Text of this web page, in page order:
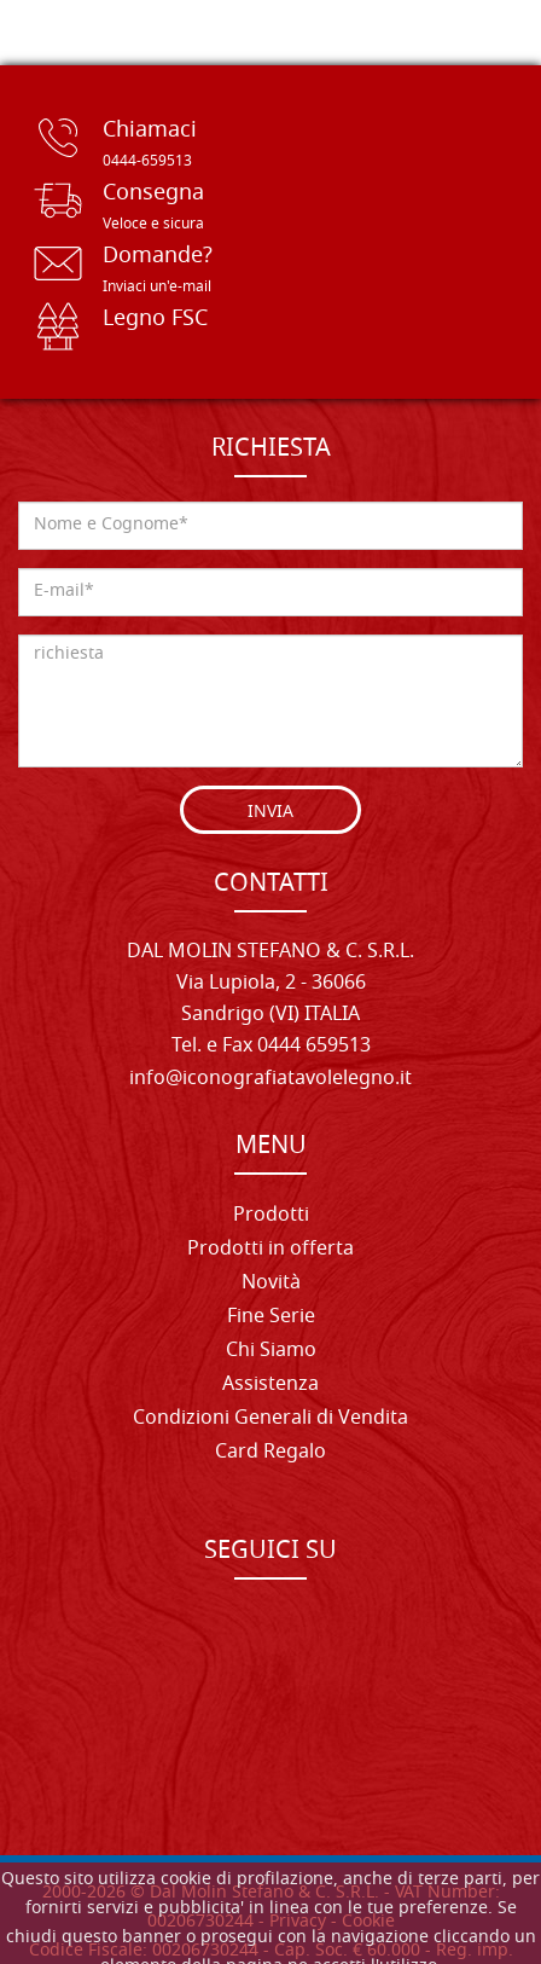
Questo sito utilizza cookie di profilazione, anche di terze parti, per
fornirti servizi e pubblicita' in linea con le tue preferenze. Se
chiudi questo banner o prosegui con la navigazione cliccando un
Chiamaci
0444-659513
Consegna
Veloce e sicura
Domande?
Inviaci un'e-mail
Legno FSC
RICHIESTA
INVIA
CONTATTI
DAL MOLIN STEFANO & C. S.R.L.
Via Lupiola, 2 - 36066
Sandrigo (VI) ITALIA
Tel. e Fax 0444 659513
info@iconografiatavolelegno.it
MENU
Prodotti
Prodotti in offerta
Novità
Fine Serie
Chi Siamo
Assistenza
Condizioni Generali di Vendita
Card Regalo
SEGUICI SU
2000-2026© Dal Molin Stefano & C. S.R.L. - VAT Number:
00206730244 - Privacy-Cookie
Codice Fiscale: 00206730244 - Cap. Soc. € 60.000 - Reg. imp.